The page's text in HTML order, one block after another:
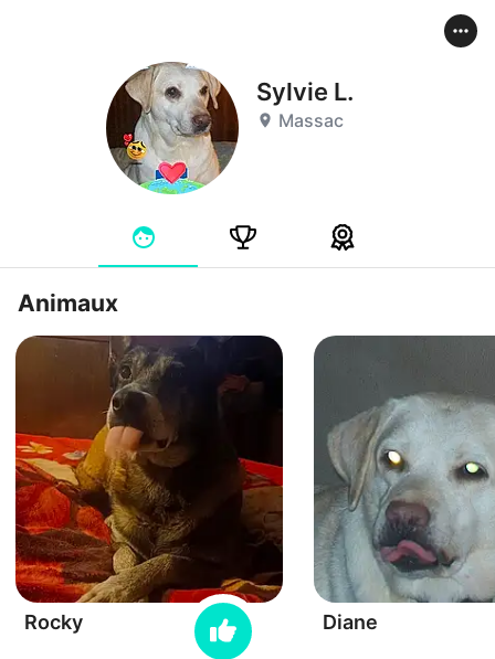
Sylvie L.
Massac
Animaux
Rocky Diane